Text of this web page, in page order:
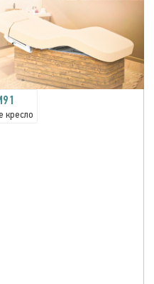
кресло